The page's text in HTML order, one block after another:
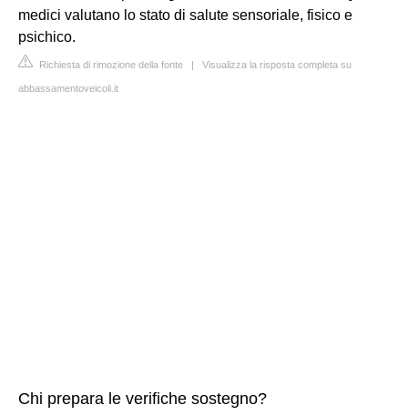
medici valutano lo stato di salute sensoriale, fisico e
psichico.
Richiesta di rimozione della fonte | Visualizza la risposta completa su
abbassamentoveicoli.it
Chi prepara le verifiche sostegno?